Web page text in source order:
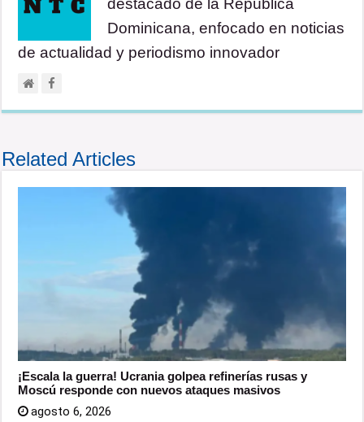
destacado de la República
Dominicana, enfocado en noticias
de actualidad y periodismo innovador
Related Articles
¡Escala la guerra! Ucrania golpea refinerías rusas y
Moscú responde con nuevos ataques masivos
agosto 6, 2026